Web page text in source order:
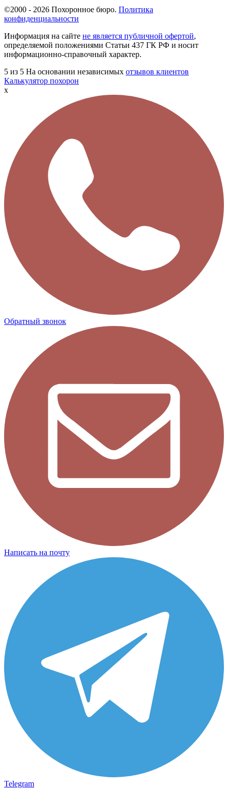
©2000 - 2026 Похоронное бюро. Политика
конфиденциальности
Информация на сайте не является публичной офертой,
определяемой положениями Статьи 437 ГК РФ и носит
информационно-справочный характер.
5 из 5 На основании независимых отзывов клиентов
Калькулятор похорон
x
Обратный звонок
Написать на почту
Telegram